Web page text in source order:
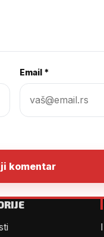
Email *